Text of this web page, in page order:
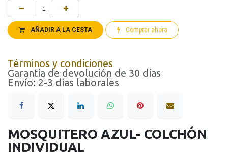
AÑADIR A LA CESTA Comprar ahora
Términos y condiciones
Garantía de devolución de 30 días
Envío: 2-3 días laborales
MOSQUITERO AZUL- COLCHÓN
INDIVIDUAL